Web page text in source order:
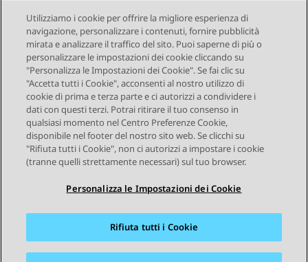
Send Feedback
Navigazione argomento
Argomento precedente Argomento successivo
STAY CONNECTED
Mappa del sito Condizioni d'uso
Privacy
Utilizziamo i cookie per offrire la migliore esperienza di
navigazione, personalizzare i contenuti, fornire pubblicità
mirata e analizzare il traffico del sito. Puoi saperne di più o
personalizzare le impostazioni dei cookie cliccando su
"Personalizza le Impostazioni dei Cookie". Se fai clic su
"Accetta tutti i Cookie", acconsenti al nostro utilizzo di
cookie di prima e terza parte e ci autorizzi a condividere i
dati con questi terzi. Potrai ritirare il tuo consenso in
qualsiasi momento nel Centro Preferenze Cookie,
disponibile nel footer del nostro sito web. Se clicchi su
"Rifiuta tutti i Cookie", non ci autorizzi a impostare i cookie
(tranne quelli strettamente necessari) sul tuo browser.
Personalizza le Impostazioni dei Cookie
Rifiuta tutti i Cookie